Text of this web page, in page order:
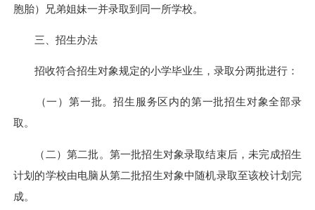
胞胎）兄弟姐妹一并录取到同一所学校。
三、招生办法
招收符合招生对象规定的小学毕业生，录取分两批进行：
（一）第一批。招生服务区内的第一批招生对象全部录
取。
（二）第二批。第一批招生对象录取结束后，未完成招生
计划的学校由电脑从第二批招生对象中随机录取至该校计划完
成。